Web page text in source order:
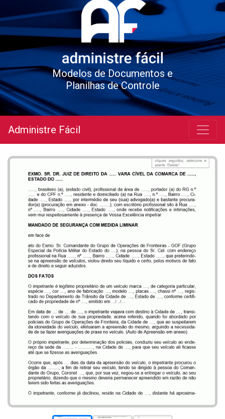
Modelos de Documentos e
Planilhas de Controle
Administre Fácil